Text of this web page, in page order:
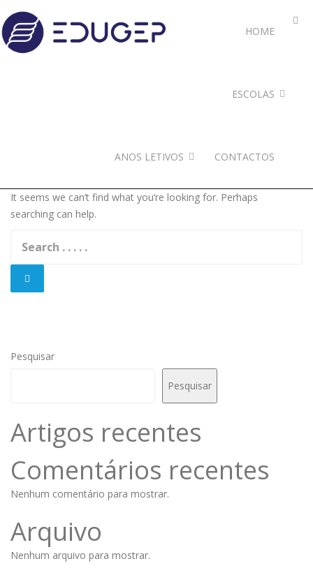
HOME
ESCOLAS
ANOS LETIVOS CONTACTOS
It seems we can’t find what you’re looking for. Perhaps
searching can help.
Pesquisar
Pesquisar
Artigos recentes
Comentários recentes
Nenhum comentário para mostrar.
Arquivo
Nenhum arquivo para mostrar.